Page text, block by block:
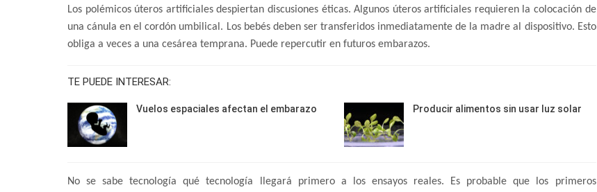
Los polémicos úteros artificiales despiertan discusiones éticas. Algunos úteros artificiales requieren la colocación de
una cánula en el cordón umbilical. Los bebés deben ser transferidos inmediatamente de la madre al dispositivo. Esto
obliga a veces a una cesárea temprana. Puede repercutir en futuros embarazos.
TE PUEDE INTERESAR:
Vuelos espaciales afectan el embarazo Producir alimentos sin usar luz solar
No se sabe tecnología qué tecnología llegará primero a los ensayos reales. Es probable que los primeros